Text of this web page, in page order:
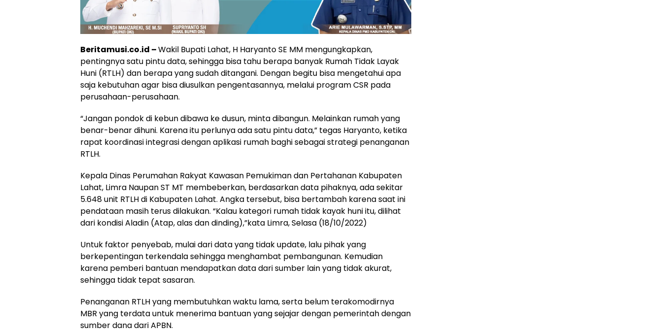
Beritamusi.co.id –Wakil Bupati Lahat, H Haryanto SE MM mengungkapkan,
pentingnya satu pintu data, sehingga bisa tahu berapa banyak Rumah Tidak Layak
Huni (RTLH) dan berapa yang sudah ditangani. Dengan begitu bisa mengetahui apa
saja kebutuhan agar bisa diusulkan pengentasannya, melalui program CSR pada
perusahaan-perusahaan.
“Jangan pondok di kebun dibawa ke dusun, minta dibangun. Melainkan rumah yang
benar-benar dihuni. Karena itu perlunya ada satu pintu data,” tegas Haryanto, ketika
rapat koordinasi integrasi dengan aplikasi rumah baghi sebagai strategi penanganan
RTLH.
Kepala Dinas Perumahan Rakyat Kawasan Pemukiman dan Pertahanan Kabupaten
Lahat, Limra Naupan ST MT membeberkan, berdasarkan data pihaknya, ada sekitar
5.648 unit RTLH di Kabupaten Lahat. Angka tersebut, bisa bertambah karena saat ini
pendataan masih terus dilakukan. “Kalau kategori rumah tidak kayak huni itu, dilihat
dari kondisi Aladin (Atap, alas dan dinding),”kata Limra, Selasa (18/10/2022)
Untuk faktor penyebab, mulai dari data yang tidak update, lalu pihak yang
berkepentingan terkendala sehingga menghambat pembangunan. Kemudian
karena pemberi bantuan mendapatkan data dari sumber lain yang tidak akurat,
sehingga tidak tepat sasaran.
Penanganan RTLH yang membutuhkan waktu lama, serta belum terakomodirnya
MBR yang terdata untuk menerima bantuan yang sejajar dengan pemerintah dengan
sumber dana dari APBN.